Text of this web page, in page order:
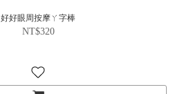
好好眼周按摩ㄚ字棒
NT$320